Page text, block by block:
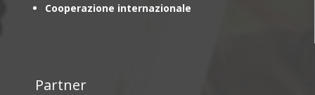
Cooperazione internazionale
Partner